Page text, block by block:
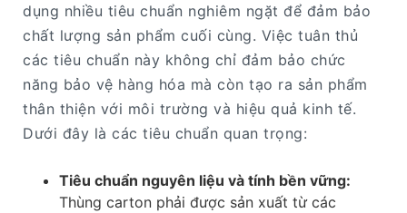
dụng nhiều tiêu chuẩn nghiêm ngặt để đảm bảo
chất lượng sản phẩm cuối cùng. Việc tuân thủ
các tiêu chuẩn này không chỉ đảm bảo chức
năng bảo vệ hàng hóa mà còn tạo ra sản phẩm
thân thiện với môi trường và hiệu quả kinh tế.
Dưới đây là các tiêu chuẩn quan trọng:
Tiêu chuẩn nguyên liệu và tính bền vững:
Thùng carton phải được sản xuất từ các